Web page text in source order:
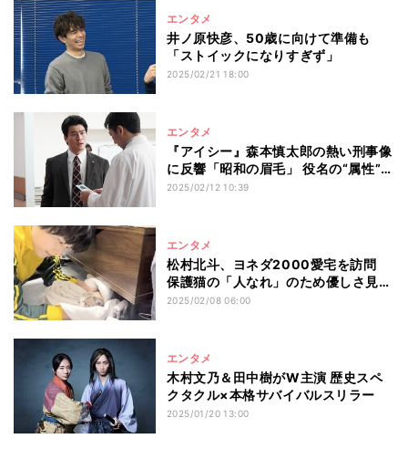
エンタメ
井ノ原快彦、50歳に向けて準備も
「ストイックになりすぎず」
2025/02/21 18:00
エンタメ
『アイシー』森本慎太郎の熱い刑事像
に反響「昭和の眉毛」 役名の“属性”に
深読みも
2025/02/12 10:39
エンタメ
松村北斗、ヨネダ2000愛宅を訪問
保護猫の「人なれ」のため優しさ見せ
る
2025/02/08 06:00
エンタメ
木村文乃＆田中樹がW主演 歴史スペ
クタクル×本格サバイバルスリラー
2025/01/20 13:00